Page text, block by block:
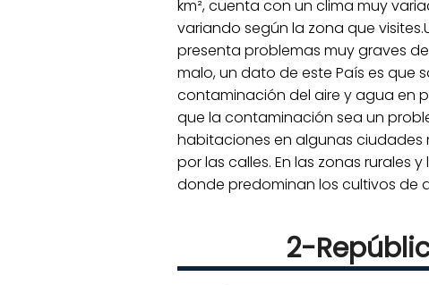
km², cuenta con un clima muy
variando según la zona que
presenta problemas muy graves
malo, un dato de este País es que
contaminación del aire y agua en
que la contaminación sea un
habitaciones en algunas ciudades
por las calles. En las zonas rurales
donde predominan los cultivos de
2-